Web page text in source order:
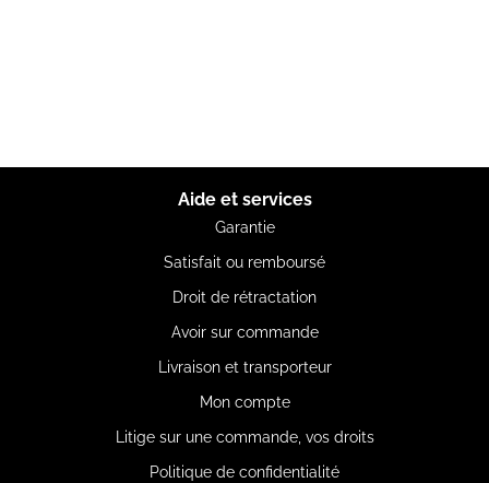
Aide et services
Garantie
Satisfait ou remboursé
Droit de rétractation
Avoir sur commande
Livraison et transporteur
Mon compte
Litige sur une commande, vos droits
Politique de confidentialité